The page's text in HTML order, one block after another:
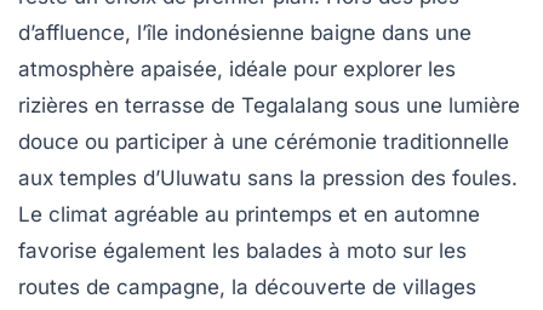
d’affluence, l’île indonésienne baigne dans une
atmosphère apaisée, idéale pour explorer les
rizières en terrasse de Tegalalang sous une lumière
douce ou participer à une cérémonie traditionnelle
aux temples d’Uluwatu sans la pression des foules.
Le climat agréable au printemps et en automne
favorise également les balades à moto sur les
routes de campagne, la découverte de villages